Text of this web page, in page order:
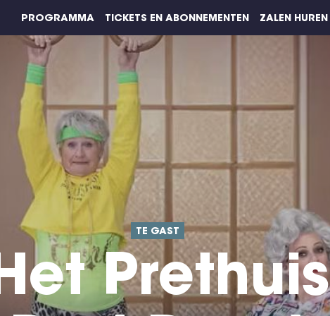
PROGRAMMA TICKETS EN ABONNEMENTEN ZALEN HUREN
TE GAST
Prethuis